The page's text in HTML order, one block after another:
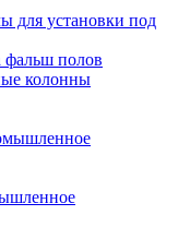
для установки под
фальш полов
колонны